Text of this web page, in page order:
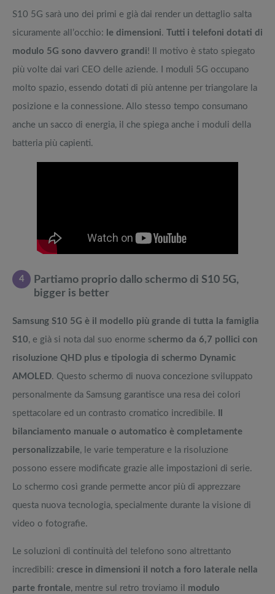
S10 5G sarà uno dei primi e già dai render un dettaglio salta
sicuramente all’occhio: le dimensioni. Tutti i telefoni dotati di
modulo 5G sono davvero grandi! Il motivo è stato spiegato
più volte dai vari CEO delle aziende. I moduli 5G occupano
molto spazio, essendo dotati di più antenne per triangolare la
posizione e la connessione. Allo stesso tempo consumano
anche un sacco di energia, il che spiega anche i moduli della
batteria più capienti.
4
Partiamo proprio dallo schermo di S10 5G,
bigger is better
Samsung S10 5G è il modello più grande di tutta la famiglia
S10, e già si nota dal suo enorme schermo da 6,7 pollici con
risoluzione QHD plus e tipologia di schermo Dynamic
AMOLED. Questo schermo di nuova concezione sviluppato
personalmente da Samsung garantisce una resa dei colori
spettacolare ed un contrasto cromatico incredibile.
bilanciamento manuale o automatico è completamente
personalizzabile, le varie temperature e la risoluzione
possono essere modificate grazie alle impostazioni di serie.
Lo schermo così grande permette ancor più di apprezzare
questa nuova tecnologia, specialmente durante la visione di
video o fotografie.
Le soluzioni di continuità del telefono sono altrettanto
incredibili: cresce in dimensioni il notch a foro laterale nella
parte frontale, mentre sul retro troviamo il modulo